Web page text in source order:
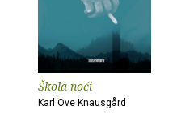
Škola noći
Karl Ove Knausgård